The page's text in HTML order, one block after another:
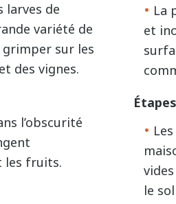
larves de
variété de
grimper sur les
des vignes.
l’obscurité
les fruits.
La
et
le